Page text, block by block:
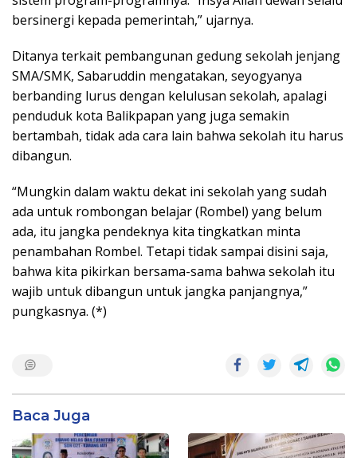
bersinergi kepada pemerintah,” ujarnya.
Ditanya terkait pembangunan gedung sekolah jenjang
SMA/SMK, Sabaruddin mengatakan, seyogyanya
berbanding lurus dengan kelulusan sekolah, apalagi
penduduk kota Balikpapan yang juga semakin
bertambah, tidak ada cara lain bahwa sekolah itu harus
dibangun.
“Mungkin dalam waktu dekat ini sekolah yang sudah
ada untuk rombongan belajar (Rombel) yang belum
ada, itu jangka pendeknya kita tingkatkan minta
penambahan Rombel. Tetapi tidak sampai disini saja,
bahwa kita pikirkan bersama-sama bahwa sekolah itu
wajib untuk dibangun untuk jangka panjangnya,”
pungkasnya. (*)
Baca Juga